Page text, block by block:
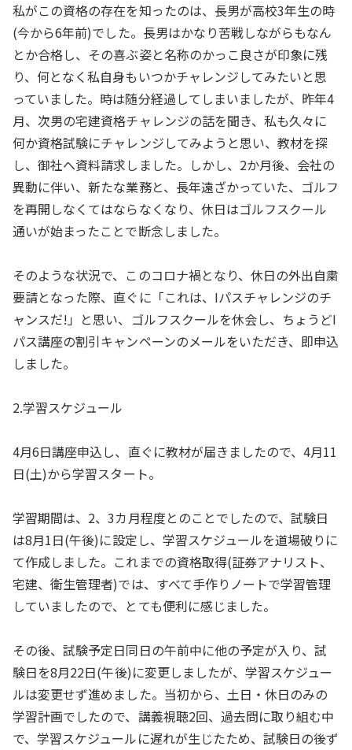
私がこの資格の存在を知ったのは、長男が高校3年生の時
(今から6年前)でした。長男はかなり苦戦しながらもなん
とか合格し、その喜ぶ姿と名称のかっこ良さが印象に残
り、何となく私自身もいつかチャレンジしてみたいと思
っていました。時は随分経過してしまいましたが、昨年4
月、次男の宅建資格チャレンジの話を聞き、私も久々に
何か資格試験にチャレンジしてみようと思い、教材を探
し、御社へ資料請求しました。しかし、2か月後、会社の
異動に伴い、新たな業務と、長年遠ざかっていた、ゴルフ
を再開しなくてはならなくなり、休日はゴルフスクール
通いが始まったことで断念しました。
そのような状況で、このコロナ禍となり、休日の外出自粛
要請となった際、直ぐに「これは、Iパスチャレンジのチ
ャンスだ!」と思い、ゴルフスクールを休会し、ちょうどI
パス講座の割引キャンペーンのメールをいただき、即申込
しました。
2.学習スケジュール
4月6日講座申込し、直ぐに教材が届きましたので、4月11
日(土)から学習スタート。
学習期間は、2、3カ月程度とのことでしたので、試験日
は8月1日(午後)に設定し、学習スケジュールを道場破りに
て作成しました。これまでの資格取得(証券アナリスト、
宅建、衛生管理者)では、すべて手作りノートで学習管理
していましたので、とても便利に感じました。
その後、試験予定日同日の午前中に他の予定が入り、試
験日を8月22日(午後)に変更しましたが、学習スケジュー
ルは変更せず進めました。当初から、土日・休日のみの
学習計画でしたので、講義視聴2回、過去問に取り組む中
で、学習スケジュールに遅れが生じたため、試験日の後ず